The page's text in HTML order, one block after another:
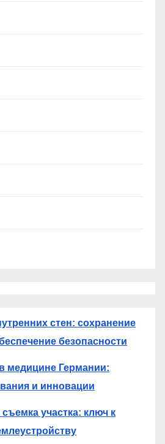
стен: сохранение
безопасности
медицине Германии:
и инновации
участка: ключ к